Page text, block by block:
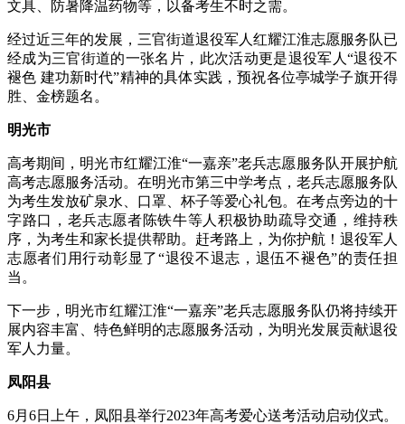
文具、防暑降温药物等，以备考生不时之需。
经过近三年的发展，三官街道退役军人红耀江淮志愿服务队已
经成为三官街道的一张名片，此次活动更是退役军人“退役不
褪色 建功新时代”精神的具体实践，预祝各位亭城学子旗开得
胜、金榜题名。
明光市
高考期间，明光市红耀江淮“一嘉亲”老兵志愿服务队开展护航
高考志愿服务活动。在明光市第三中学考点，老兵志愿服务队
为考生发放矿泉水、口罩、杯子等爱心礼包。在考点旁边的十
字路口，老兵志愿者陈铁牛等人积极协助疏导交通，维持秩
序，为考生和家长提供帮助。赶考路上，为你护航！退役军人
志愿者们用行动彰显了“退役不退志，退伍不褪色”的责任担
当。
下一步，明光市红耀江淮“一嘉亲”老兵志愿服务队仍将持续开
展内容丰富、特色鲜明的志愿服务活动，为明光发展贡献退役
军人力量。
凤阳县
6月6日上午，凤阳县举行2023年高考爱心送考活动启动仪式。